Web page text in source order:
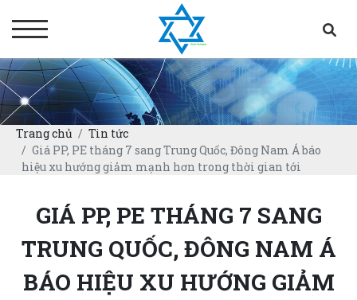
Trang chủ
Tin tức
Giá PP, PE tháng 7 sang Trung Quốc, Đông Nam Á báo
hiệu xu hướng giảm mạnh hơn trong thời gian tới
GIÁ PP, PE THÁNG 7 SANG
TRUNG QUỐC, ĐÔNG NAM Á
BÁO HIỆU XU HƯỚNG GIẢM